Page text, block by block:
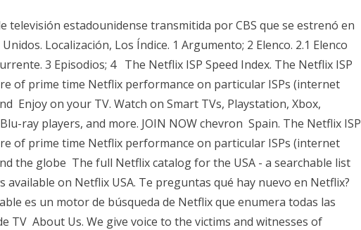
televisión estadounidense transmitida por CBS que se estrenó en
Localización, Los Índice. 1 Argumento; 2 Elenco. 2.1 Elenco
3 Episodios; 4 The Netflix ISP Speed Index. The Netflix ISP
of prime time Netflix performance on particular ISPs (internet
Enjoy on your TV. Watch on Smart TVs, Playstation, Xbox,
ray players, and more. JOIN NOW chevron Spain. The Netflix ISP
of prime time Netflix performance on particular ISPs (internet
the globe The full Netflix catalog for the USA - a searchable list
available on Netflix USA. Te preguntas qué hay nuevo en Netflix?
es un motor de búsqueda de Netflix que enumera todas las
TV About Us. We give voice to the victims and witnesses of